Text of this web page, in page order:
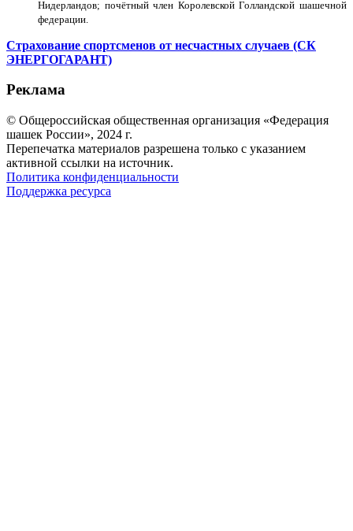
Нидерландов; почётный член Королевской Голландской шашечной
федерации.
Страхование спортсменов от несчастных случаев (СК
ЭНЕРГОГАРАНТ)
Реклама
© Общероссийская общественная организация «Федерация
шашек России», 2024 г.
Перепечатка материалов разрешена только с указанием
активной ссылки на источник.
Политика конфиденциальности
Поддержка ресурса